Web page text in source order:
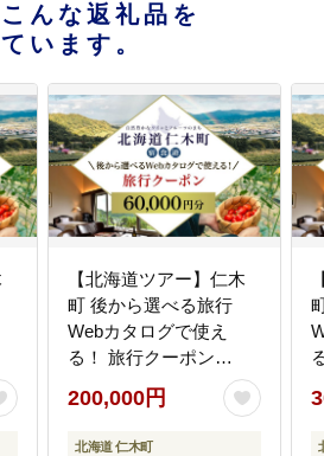
んな返礼品を
います。
【北海道ツアー】仁木
町 後から選べる旅行
Webカタログで使え
る！ 旅行クーポン
（60,000円分） 果実と
やすらぎの里 仁木町ス
テイを満喫！ 旅行券 宿
200,000円
北海道 仁木町